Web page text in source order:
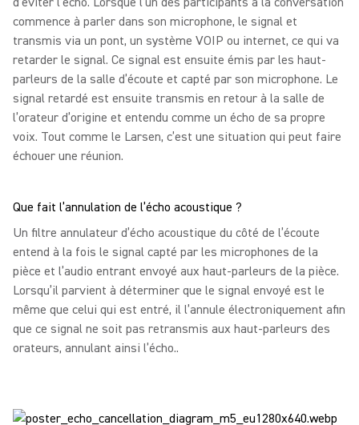
commence à parler dans son microphone, le signal et
transmis via un pont, un système VOIP ou internet, ce qui va
retarder le signal. Ce signal est ensuite émis par les haut-
parleurs de la salle d’écoute et capté par son microphone. Le
signal retardé est ensuite transmis en retour à la salle de
l’orateur d’origine et entendu comme un écho de sa propre
voix. Tout comme le Larsen, c’est une situation qui peut faire
échouer une réunion.
Que fait l’annulation de l’écho acoustique ?
Un filtre annulateur d’écho acoustique du côté de l’écoute
entend à la fois le signal capté par les microphones de la
pièce et l’audio entrant envoyé aux haut-parleurs de la pièce.
Lorsqu’il parvient à déterminer que le signal envoyé est le
même que celui qui est entré, il l’annule électroniquement afin
que ce signal ne soit pas retransmis aux haut-parleurs des
orateurs, annulant ainsi l’écho..